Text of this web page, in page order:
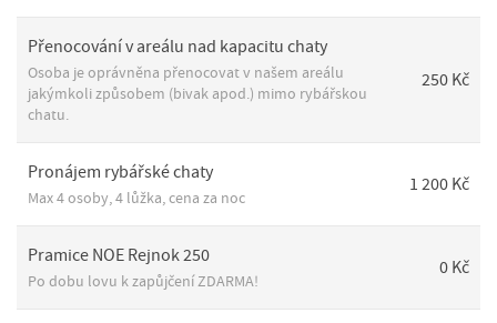
Přenocování v areálu nad kapacitu chaty
Osoba je oprávněna přenocovat v našem areálu
jakýmkoli způsobem (bivak apod.) mimo rybářskou
chatu.
250 Kč
Pronájem rybářské chaty
Max 4 osoby, 4 lůžka, cena za noc
1 200 Kč
Pramice NOE Rejnok 250
Po dobu lovu k zapůjčení ZDARMA!
0 Kč